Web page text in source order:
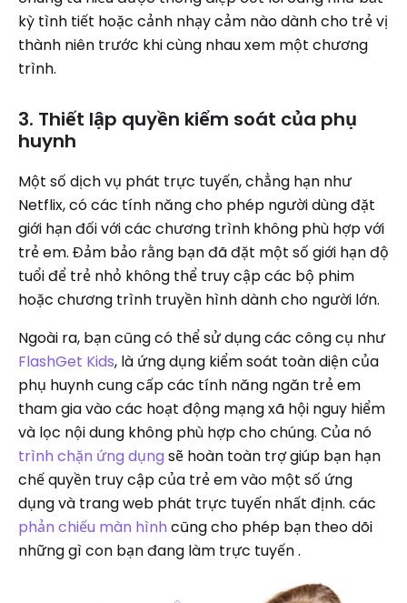
kỳ tình tiết hoặc cảnh nhạy cảm nào dành cho trẻ vị
thành niên trước khi cùng nhau xem một chương
trình.
3. Thiết lập quyền kiểm soát của phụ
huynh
Một số dịch vụ phát trực tuyến, chẳng hạn như
Netflix, có các tính năng cho phép người dùng đặt
giới hạn đối với các chương trình không phù hợp với
trẻ em. Đảm bảo rằng bạn đã đặt một số giới hạn độ
tuổi để trẻ nhỏ không thể truy cập các bộ phim
hoặc chương trình truyền hình dành cho người lớn.
Ngoài ra, bạn cũng có thể sử dụng các công cụ như
FlashGet Kids, là ứng dụng kiểm soát toàn diện của
phụ huynh cung cấp các tính năng ngăn trẻ em
tham gia vào các hoạt động mạng xã hội nguy hiểm
và lọc nội dung không phù hợp cho chúng. Của nó
trình chặn ứng dụng sẽ hoàn toàn trợ giúp bạn hạn
chế quyền truy cập của trẻ em vào một số ứng
dụng và trang web phát trực tuyến nhất định. các
phản chiếu màn hình cũng cho phép bạn theo dõi
những gì con bạn đang làm trực tuyến .